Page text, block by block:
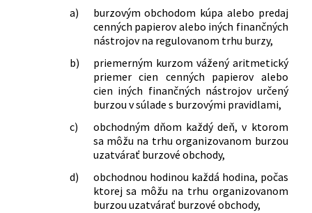
investičných službách a o zmene a
doplnení niektorých zákonov (zákon o
cenných papieroch) v znení neskorších
predpisov a ktorým sa menia a
dopĺňajú niektoré zákony
a)
burzovým obchodom kúpa alebo predaj
cenných papierov alebo iných finančných
nástrojov na regulovanom trhu burzy,
b)
priemerným kurzom vážený aritmetický
priemer cien cenných papierov alebo
cien iných finančných nástrojov určený
burzou v súlade s burzovými pravidlami,
c)
obchodným dňom každý deň, v ktorom
sa môžu na trhu organizovanom burzou
uzatvárať burzové obchody,
d)
obchodnou hodinou každá hodina, počas
ktorej sa môžu na trhu organizovanom
burzou uzatvárať burzové obchody,